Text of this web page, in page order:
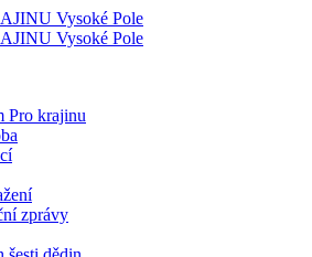
Pro krajinu
zprávy